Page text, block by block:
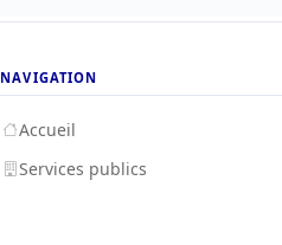
NAVIGATION
Accueil
Services publics